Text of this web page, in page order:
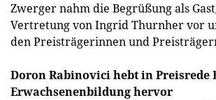
Zwerger nahm die Begrüßung als
Vertretung von Ingrid Thurnher vor
den Preisträgerinnen und
Doron Rabinovici hebt in Preisrede
Erwachsenenbildung hervor